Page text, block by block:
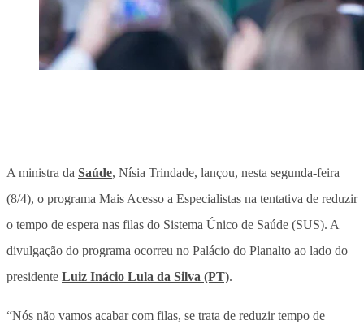
A ministra da Saúde, Nísia Trindade, lançou, nesta segunda-feira
(8/4), o programa Mais Acesso a Especialistas na tentativa de reduzir
o tempo de espera nas filas do Sistema Único de Saúde (SUS). A
divulgação do programa ocorreu no Palácio do Planalto ao lado do
presidente Luiz Inácio Lula da Silva (PT).
“Nós não vamos acabar com filas, se trata de reduzir tempo de